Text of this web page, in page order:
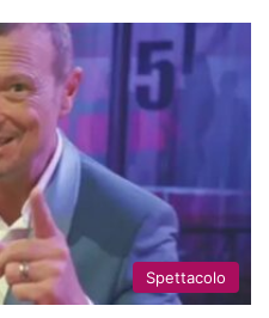
Spettacolo